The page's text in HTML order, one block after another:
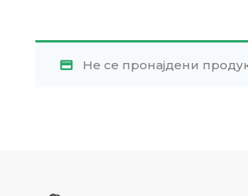
Не се пронајдени